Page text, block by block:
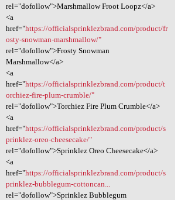
rel="dofollow">Marshmallow Froot Loopz</a>
<a
href="https://officialsprinklezbrand.com/product/fr
osty-snowman-marshmallow/"
rel="dofollow">Frosty Snowman
Marshmallow</a>
<a
href="https://officialsprinklezbrand.com/product/t
orchiez-fire-plum-crumble/"
rel="dofollow">Torchiez Fire Plum Crumble</a>
<a
href="https://officialsprinklezbrand.com/product/s
prinklez-oreo-cheesecake/"
rel="dofollow">Sprinklez Oreo Cheesecake</a>
<a
href="https://officialsprinklezbrand.com/product/s
prinklez-bubblegum-cottoncan...
rel="dofollow">Sprinklez Bubblegum